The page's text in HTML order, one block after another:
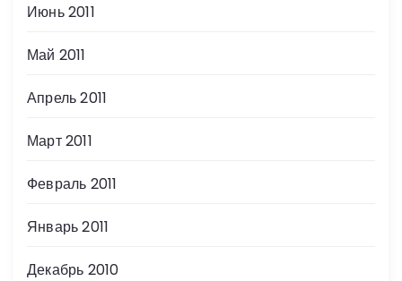
Июнь 2011
Май 2011
Апрель 2011
Март 2011
Февраль 2011
Январь 2011
Декабрь 2010